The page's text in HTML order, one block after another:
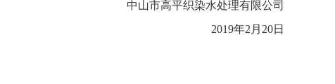
中山市高平织染水处理有限公司
2019年2 月 20日